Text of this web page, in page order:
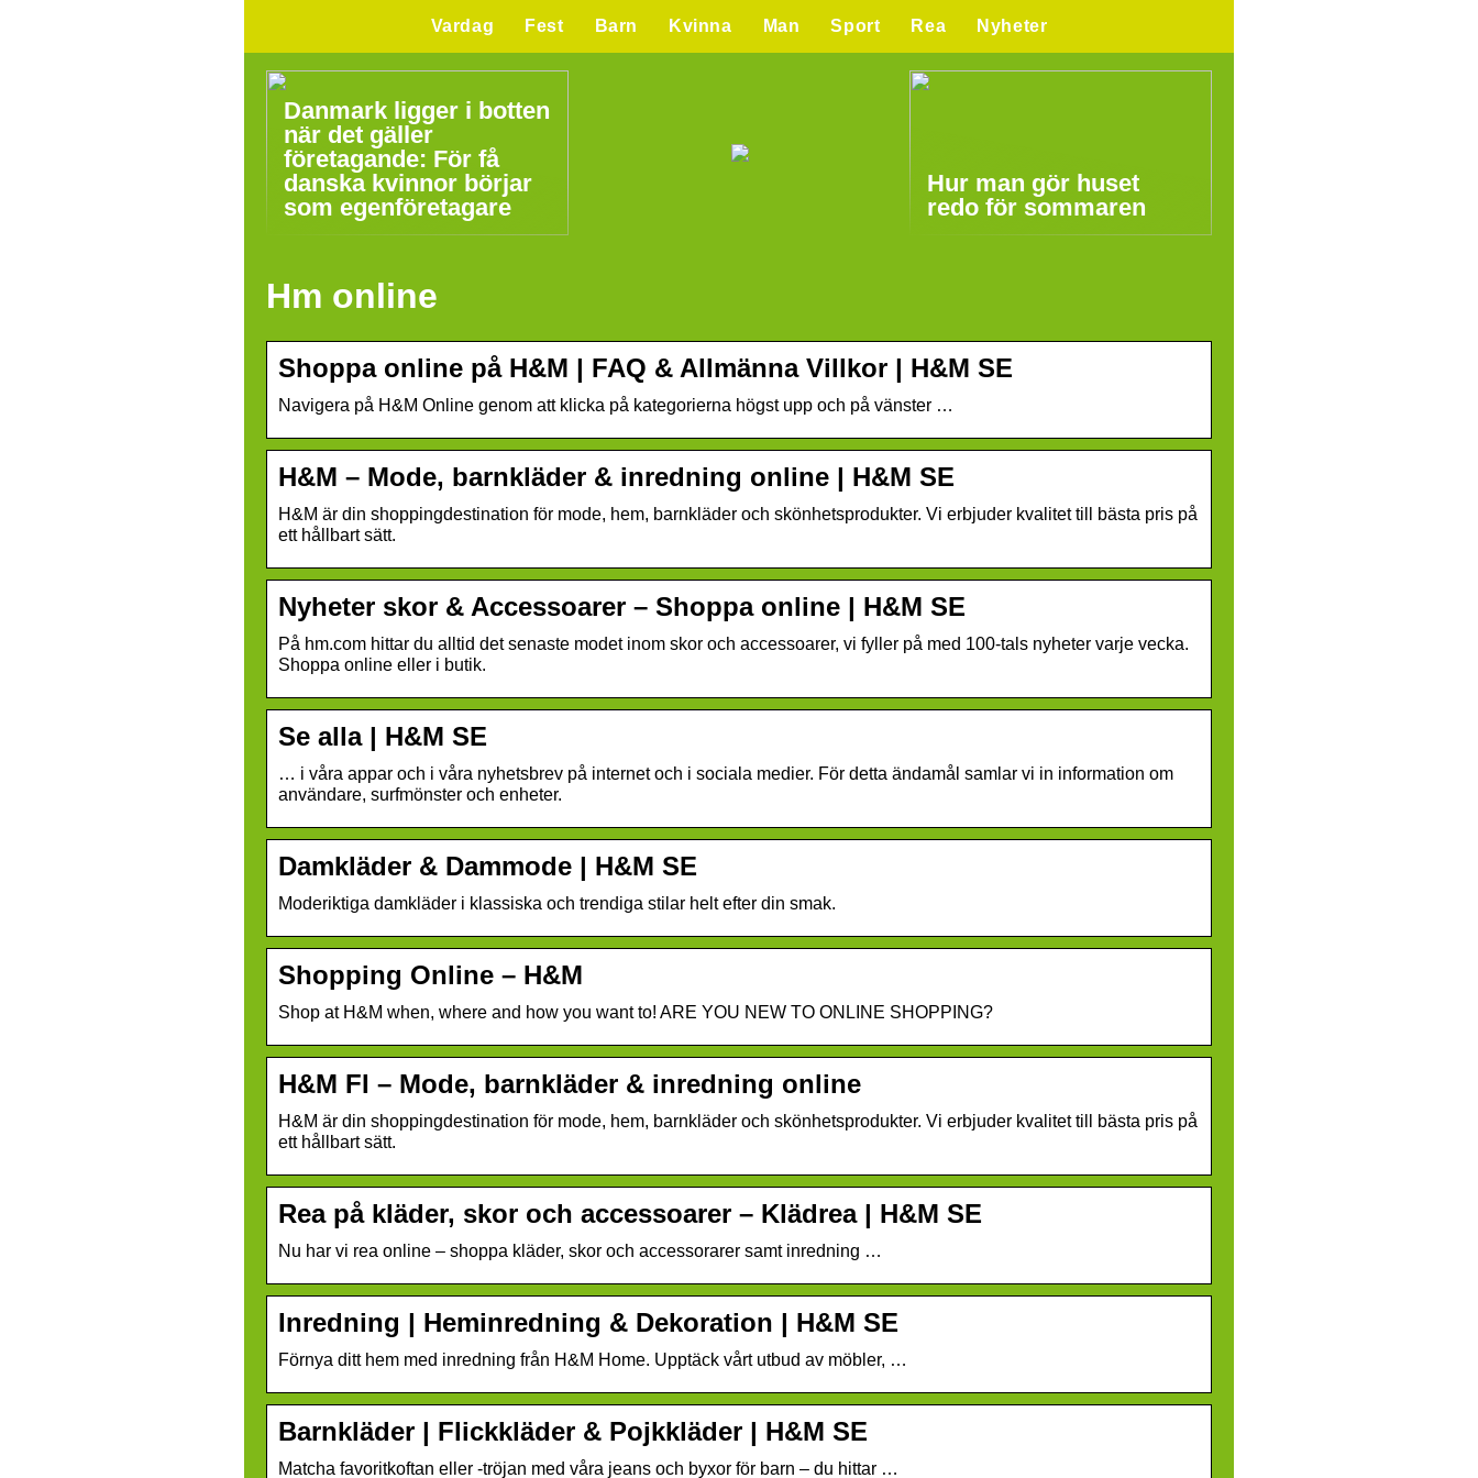
Vardag Fest Barn Kvinna Man Sport Rea Nyheter
Danmark ligger i botten
när det gäller
företagande: För få
danska kvinnor börjar
som egenföretagare
Hur man gör huset
redo för sommaren
Hm online
Shoppa online på H&M | FAQ & Allmänna Villkor | H&M SE
Navigera på H&M Online genom att klicka på kategorierna högst upp och på vänster …
H&M – Mode, barnkläder & inredning online | H&M SE
H&M är din shoppingdestination för mode, hem, barnkläder och skönhetsprodukter. Vi erbjuder kvalitet till bästa pris på
ett hållbart sätt.
Nyheter skor & Accessoarer – Shoppa online | H&M SE
På hm.com hittar du alltid det senaste modet inom skor och accessoarer, vi fyller på med 100-tals nyheter varje vecka.
Shoppa online eller i butik.
Se alla | H&M SE
… i våra appar och i våra nyhetsbrev på internet och i sociala medier. För detta ändamål samlar vi in information om
användare, surfmönster och enheter.
Damkläder & Dammode | H&M SE
Moderiktiga damkläder i klassiska och trendiga stilar helt efter din smak.
Shopping Online – H&M
Shop at H&M when, where and how you want to! ARE YOU NEW TO ONLINE SHOPPING?
H&M FI – Mode, barnkläder & inredning online
H&M är din shoppingdestination för mode, hem, barnkläder och skönhetsprodukter. Vi erbjuder kvalitet till bästa pris på
ett hållbart sätt.
Rea på kläder, skor och accessoarer – Klädrea | H&M SE
Nu har vi rea online – shoppa kläder, skor och accessorarer samt inredning …
Inredning | Heminredning & Dekoration | H&M SE
Förnya ditt hem med inredning från H&M Home. Upptäck vårt utbud av möbler, …
Barnkläder | Flickkläder & Pojkkläder | H&M SE
Matcha favoritkoftan eller -tröjan med våra jeans och byxor för barn – du hittar …